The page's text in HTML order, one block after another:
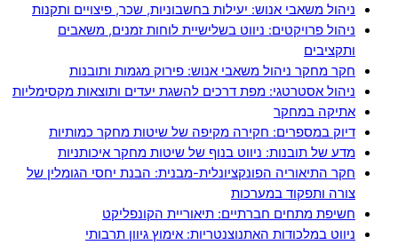
ניהול משאבי אנוש: יעילות בחשבוניות, שכר, פיצויים ותקנות
ניהול פרויקטים: ניווט בשלישיית לוחות זמנים, משאבים
ותקציבים
חקר מחקר ניהול משאבי אנוש: פירוק מגמות ותובנות
ניהול אסטרטגי: מפת דרכים להשגת יעדים ותוצאות מקסימליות
אתיקה במחקר
דיוק במספרים: חקירה מקיפה של שיטות מחקר כמותיות
מדע של תובנות: ניווט בנוף של שיטות מחקר איכותניות
חקר התיאוריה הפונקציונלית-מבנית: הבנת יחסי הגומלין של
צורה ותפקוד במערכות
חשיפת מתחים חברתיים: תיאוריית הקונפליקט
ניווט במלכודות האתנוצנטריות: אימוץ גיוון תרבותי